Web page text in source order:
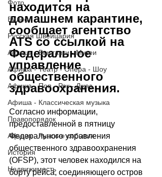
Фото
Видео
Русская Швейцария
Афиша - Выставки - Музеи
Афиша - Театр - Опера - Шоу
Афиша - Поп - Рок - Джаз
Афиша - Классическая музыка
Правопорядок
Афиша - Русские события
История
Недвижимость
находится на
домашнем карантине,
сообщает агентство
ATS со ссылкой на
Федеральное
управление
общественного
здравоохранения.
Согласно информации,
предоставленной в пятницу
Федерального управления
общественного здравоохранения
(OFSP), этот человек находился на
борту рейса, соединяющего остров